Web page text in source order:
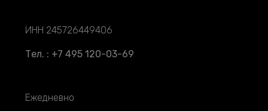
ИНН 245726449406
Тел. : +7 495 120-03-69
Ежедневно